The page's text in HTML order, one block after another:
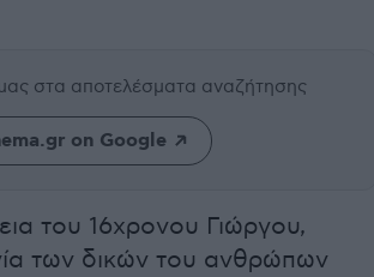
στα αποτελέσματα αναζήτησης
on Google
του 16χρονου Γιώργου,
των δικών του ανθρώπων